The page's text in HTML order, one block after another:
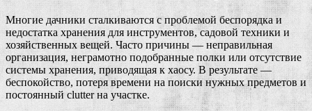
Многие дачники сталкиваются с проблемой беспорядка и
недостатка хранения для инструментов, садовой техники и
хозяйственных вещей. Часто причины — неправильная
организация, неграмотно подобранные полки или отсутствие
системы хранения, приводящая к хаосу. В результате —
беспокойство, потеря времени на поиски нужных предметов и
постоянный clutter на участке.